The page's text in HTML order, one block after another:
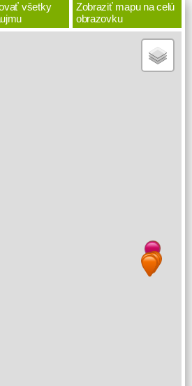
všetky
Zobraziť mapu na celú
obrazovku